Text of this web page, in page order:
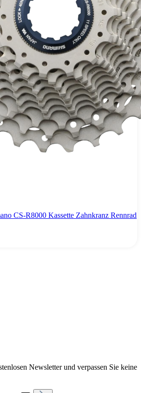
CS-R8000 Kassette Zahnkranz Rennrad
Newsletter und verpassen Sie keine